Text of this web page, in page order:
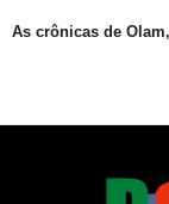
As crônicas de